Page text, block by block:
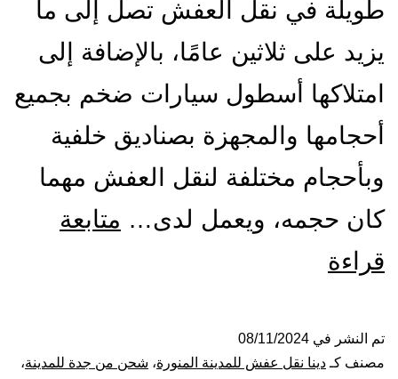
طويلة في نقل العفش تصل إلى ما
يزيد على ثلاثين عامًا، بالإضافة إلى
امتلاكها أسطول سيارات ضخم بجميع
أحجامها والمجهزة بصناديق خلفية
وبأحجام مختلفة لنقل العفش مهما
كان حجمه، ويعمل لدى… متابعة
قراءة
عفشتم النشر في 08/11/2024
مصنف كـ دينا نقل عفش للمدينة المنورة، شحن من جدة للمدينة،